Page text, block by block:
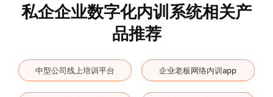
私企企业数字化内训系统相关产
品推荐
中型公司线上培训平台 企业老板网络内训app